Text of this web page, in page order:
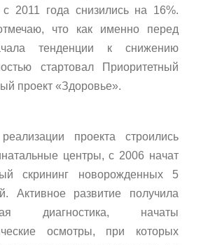
с 2011 года снизились на 16%.
что как именно перед
тенденции к снижению
стартовал Приоритетный
проект «Здоровье».
проекта строились
центры, с 2006 начат
скрининг новорожденных 5
Активное развитие получила
диагностика, начаты
осмотры, при которых